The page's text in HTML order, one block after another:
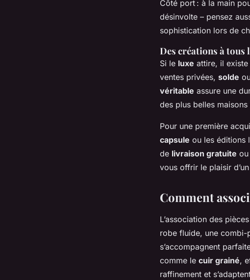
Côté port : à la main
désinvolte – pensez
sophistication lors de
Des créations à tous
Si le luxe attire, il existe
ventes privées, solde
véritable assure une
des plus belles
Pour une première
capsule ou les éditions
de livraison gratuite
vous offrir le plaisir
Comment
L’association des
robe fluide, une combi-
s’accompagnent
comme le cuir grainé,
raffinement et